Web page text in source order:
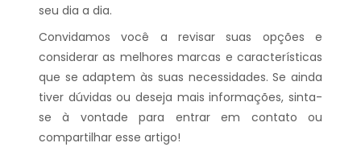
seu dia a dia.
Convidamos você a revisar suas opções e
considerar as melhores marcas e características
que se adaptem às suas necessidades. Se ainda
tiver dúvidas ou deseja mais informações, sinta-
se à vontade para entrar em contato ou
compartilhar esse artigo!